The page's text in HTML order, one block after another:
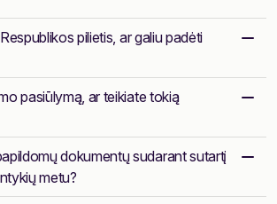
pilietis, ar galiu padėti
pasiūlymą, ar teikiate tokią
dokumentų sudarant sutartį
metu?